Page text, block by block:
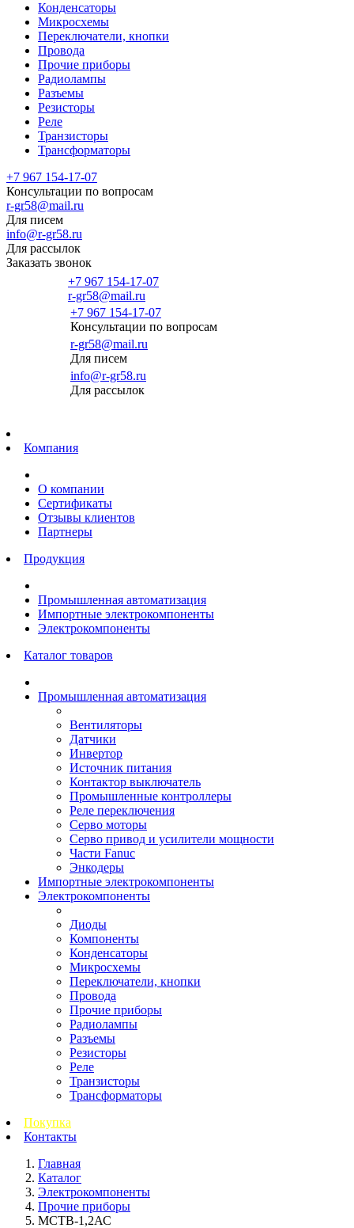
Конденсаторы
Микросхемы
Переключатели, кнопки
Провода
Прочие приборы
Радиолампы
Разъемы
Резисторы
Реле
Транзисторы
Трансформаторы
+7 967 154-17-07
Консультации по вопросам
r-gr58@mail.ru
Для писем
info@r-gr58.ru
Для рассылок
Заказать звонок
+7 967 154-17-07
r-gr58@mail.ru
+7 967 154-17-07
Консультации по вопросам
r-gr58@mail.ru
Для писем
info@r-gr58.ru
Для рассылок
Компания
О компании
Сертификаты
Отзывы клиентов
Партнеры
Продукция
Промышленная автоматизация
Импортные электрокомпоненты
Электрокомпоненты
Каталог товаров
Промышленная автоматизация
Вентиляторы
Датчики
Инвертор
Источник питания
Контактор выключатель
Промышленные контроллеры
Реле переключения
Серво моторы
Серво привод и усилители мощности
Части Fanuc
Энкодеры
Импортные электрокомпоненты
Электрокомпоненты
Диоды
Компоненты
Конденсаторы
Микросхемы
Переключатели, кнопки
Провода
Прочие приборы
Радиолампы
Разъемы
Резисторы
Реле
Транзисторы
Трансформаторы
Покупка
Контакты
Главная
Каталог
Электрокомпоненты
Прочие приборы
МСТВ-1,2АС